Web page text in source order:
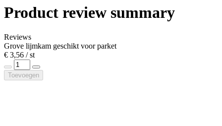
Product review summary
Reviews
Grove lijmkam geschikt voor parket
€ 3,56 / st
Toevoegen